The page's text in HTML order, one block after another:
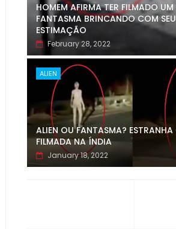
HOMEM AFIRMA TER FILMADO
FANTASMA BRINCANDO COM
ESTIMAÇÃO
February 28, 2022
ALIEN
ALIEN OU FANTASMA?
FILMADA NA ÍNDIA
January 18, 2022